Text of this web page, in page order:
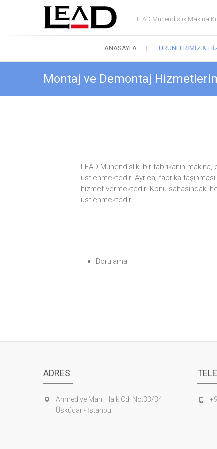
LE-AD Mühendislik Makina
ANASAYFA ÜRÜNLERIMIZ &
Montaj ve Demontaj
LEAD Mühendislik, bir fabrikanın
üstlenmektedir. Ayrıca; fabrika
hizmet vermektedir. Konu sahasındaki
üstlenmektedir.
Borulama
ADRES
Ahmediye Mah. Halk Cd. No:33/34
Üsküdar - İstanbul